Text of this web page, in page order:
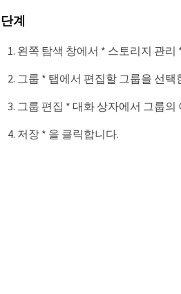
단계
왼쪽 탐색 창에서 * 스토리지 관리
그룹 * 탭에서 편집할 그룹을 선
그룹 편집 * 대화 상자에서 그룹
저장 * 을 클릭합니다.